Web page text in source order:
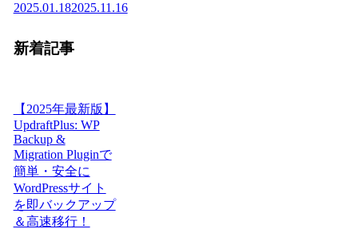
2025.01.182025.11.16
新着記事
【2025年最新版】
UpdraftPlus: WP
Backup &
Migration Pluginで
簡単・安全に
WordPressサイト
を即バックアップ
＆高速移行！